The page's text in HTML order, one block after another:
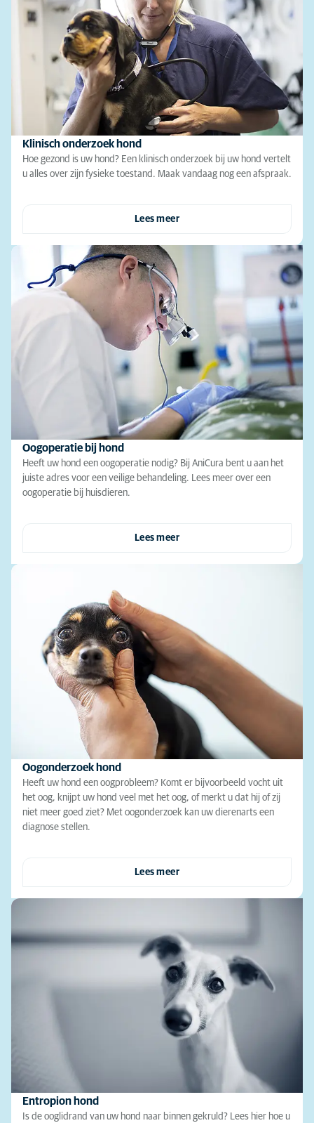
Klinisch onderzoek hond
Hoe gezond is uw hond? Een klinisch onderzoek bij uw hond vertelt
u alles over zijn fysieke toestand. Maak vandaag nog een afspraak.
Lees meer
Oogoperatie bij hond
Heeft uw hond een oogoperatie nodig? Bij AniCura bent u aan het
juiste adres voor een veilige behandeling. Lees meer over een
oogoperatie bij huisdieren.
Lees meer
Oogonderzoek hond
Heeft uw hond een oogprobleem? Komt er bijvoorbeeld vocht uit
het oog, knijpt uw hond veel met het oog, of merkt u dat hij of zij
niet meer goed ziet? Met oogonderzoek kan uw dierenarts een
diagnose stellen.
Lees meer
Entropion hond
Is de ooglidrand van uw hond naar binnen gekruld? Lees hier hoe u